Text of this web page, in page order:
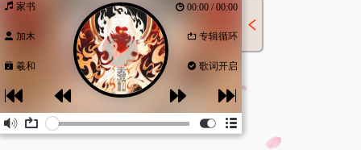
家书 00:00 / 00:00
加木 专辑循环
羲和 歌词开启